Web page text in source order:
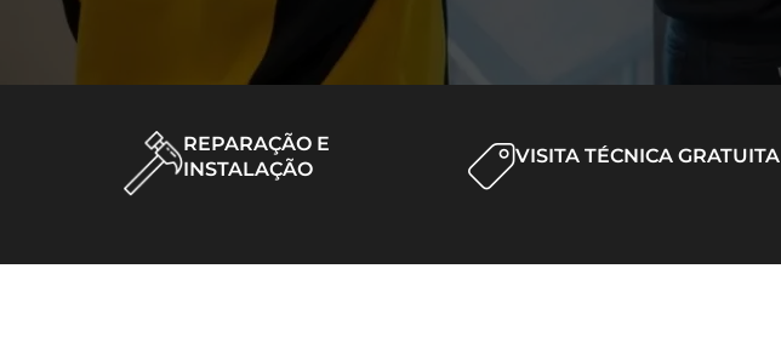
REPARAÇÃO E
INSTALAÇÃO
VISITA TÉCNICA GRATUITA